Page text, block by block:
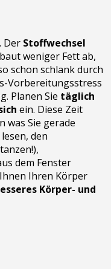
Der Stoffwechsel
weniger Fett ab,
schon schlank durch
Vorbereitungsstress
Planen Sie täglich
ein. Diese Zeit
was Sie gerade
den
dem Fenster
Ihren Körper
Körper- und